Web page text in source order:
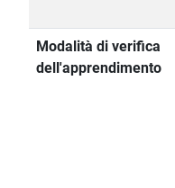
Modalità di verifica
dell'apprendimento